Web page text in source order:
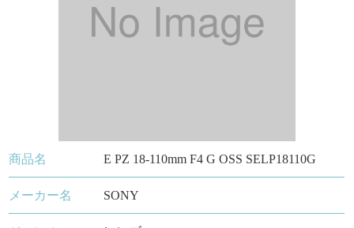
商品名 E PZ 18-110mm F4 G OSS SELP18110G
メーカー名 SONY